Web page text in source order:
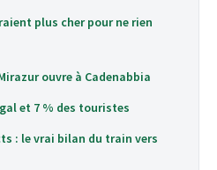
plus cher pour ne rien
ouvre à Cadenabbia
et 7 % des touristes
: le vrai bilan du train vers